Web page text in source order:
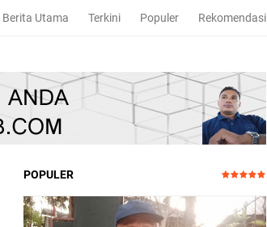
Berita Utama Terkini Populer Rekomendasi
POPULER